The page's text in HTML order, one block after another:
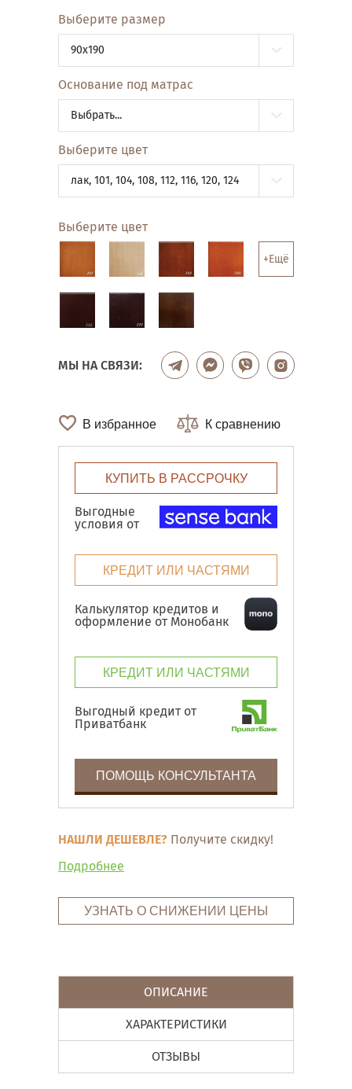
Выберите размер
90x190
Основание под матрас
Выбрать...
Выберите цвет
лак, 101, 104, 108, 112, 116, 120, 124
Выберите цвет
+Ещё
МЫ НА СВЯЗИ:
В избранное К сравнению
КУПИТЬ В РАССРОЧКУ
Выгодные
условия от
КРЕДИТ ИЛИ ЧАСТЯМИ
Калькулятор кредитов и
оформление от Монобанк
КРЕДИТ ИЛИ ЧАСТЯМИ
Выгодный кредит от
Приватбанк
ПОМОЩЬ КОНСУЛЬТАНТА
НАШЛИ ДЕШЕВЛЕ? Получите скидку!
Подробнее
УЗНАТЬ О СНИЖЕНИИ ЦЕНЫ
ОПИСАНИЕ
ХАРАКТЕРИСТИКИ
ОТЗЫВЫ